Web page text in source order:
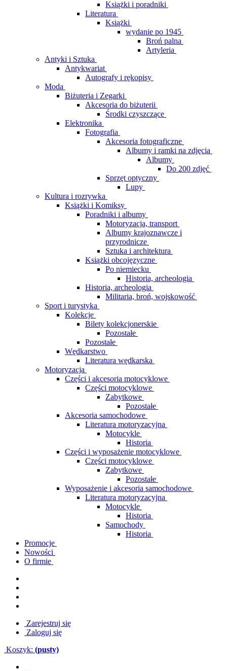
Książki i poradniki
Literatura
Książki
wydanie po 1945
Broń palna
Artyleria
Antyki i Sztuka
Antykwariat
Autografy i rękopisy
Moda
Biżuteria i Zegarki
Akcesoria do biżuterii
Środki czyszczące
Elektronika
Fotografia
Akcesoria fotograficzne
Albumy i ramki na zdjęcia
Albumy
Do 200 zdjęć
Sprzęt optyczny
Lupy
Kultura i rozrywka
Książki i Komiksy
Poradniki i albumy
Motoryzacja, transport
Albumy krajoznawcze i
przyrodnicze
Sztuka i architektura
Książki obcojęzyczne
Po niemiecku
Historia, archeologia
Historia, archeologia
Militaria, broń, wojskowość
Sport i turystyka
Kolekcje
Bilety kolekcjonerskie
Pozostałe
Pozostałe
Wędkarstwo
Literatura wędkarska
Motoryzacja
Części i akcesoria motocyklowe
Części motocyklowe
Zabytkowe
Pozostałe
Akcesoria samochodowe
Literatura motoryzacyjna
Motocykle
Historia
Części i wyposażenie motocyklowe
Części motocyklowe
Zabytkowe
Pozostałe
Wyposażenie i akcesoria samochodowe
Literatura motoryzacyjna
Motocykle
Historia
Samochody
Historia
Promocje
Nowości
O firmie
Zarejestruj się
Zaloguj się
Koszyk: (pusty)